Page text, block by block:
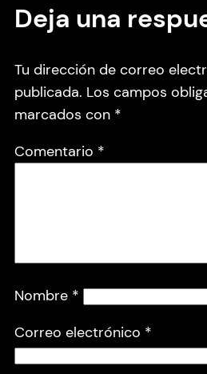
Deja una
Tu dirección de correo
publicada. Los campos
marcados con *
Comentario *
Nombre *
Correo electrónico *